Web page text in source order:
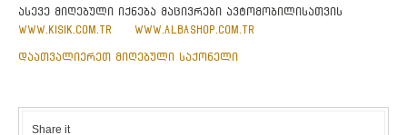
ასევე მიღებული იქნება მაცივრები ავტომობილისათვის
www.kisik.com.tr
www.albashop.com.tr
დაათვალიერეთ მიღებული საქონელი
Share it